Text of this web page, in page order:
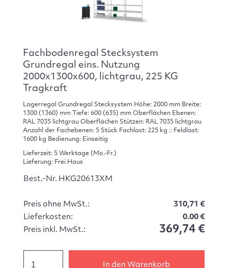
Fachbodenregal Stecksystem
Grundregal eins. Nutzung
2000x1300x600, lichtgrau, 225 KG
Tragkraft
Lagerregal Grundregal Stecksystem Höhe: 2000 mm Breite:
1300 (1360) mm Tiefe: 600 (635) mm Oberflächen Ebenen:
RAL 7035 lichtgrau Oberflächen Stützen: RAL 7035 lichtgrau
Anzahl der Fachebenen: 5 Stück Fachlast: 225 kg :: Feldlast:
1600 kg Bedienung: Einseitig
Lieferzeit: 5 Werktage (Mo.-Fr.)
Lieferung: Frei Haus
Best.-Nr. HKG20613XM
Preis ohne MwSt.:
310,71 €
Lieferkosten:
0.00 €
Preis inkl. MwSt.:
369,74 €
In den Warenkorb